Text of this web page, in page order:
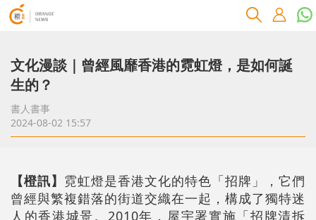
文化漫談｜曾經風靡香港的霓虹燈，是如何誕
生的？
書人書事
2024-08-02 15:57
【橙訊】 霓虹燈是香港文化的特色「招牌」，它們
曾經與繁複錯落的街道交織在一起，構成了獨特迷
人的香港城景。2010年，屋宇署實施「招牌清拆